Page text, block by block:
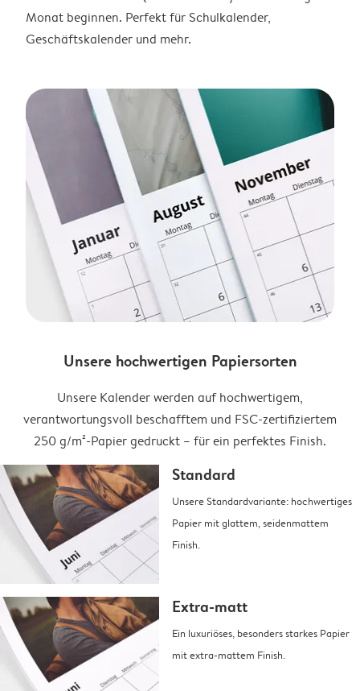
Monat beginnen. Perfekt für Schulkalender,
Geschäftskalender und mehr.
Unsere hochwertigen Papiersorten
Unsere Kalender werden auf hochwertigem,
verantwortungsvoll beschafftem und FSC-zertifiziertem
250 g/m²-Papier gedruckt – für ein perfektes Finish.
Standard
Unsere Standardvariante: hochwertiges
Papier mit glattem, seidenmattem
Finish.
Extra-matt
Ein luxuriöses, besonders starkes Papier
mit extra-mattem Finish.